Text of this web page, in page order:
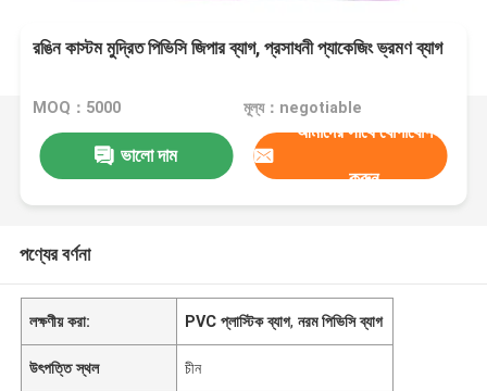
রঙিন কাস্টম মুদ্রিত পিভিসি জিপার ব্যাগ, প্রসাধনী প্যাকেজিং ভ্রমণ ব্যাগ
MOQ：5000 মূল্য：negotiable
ভালো দাম
আমাদের সাথে যোগাযোগ
করুন
পণ্যের বর্ণনা
লক্ষণীয় করা: PVC প্লাস্টিক ব্যাগ,নরম পিভিসি ব্যাগ
উৎপত্তি স্থল চীন